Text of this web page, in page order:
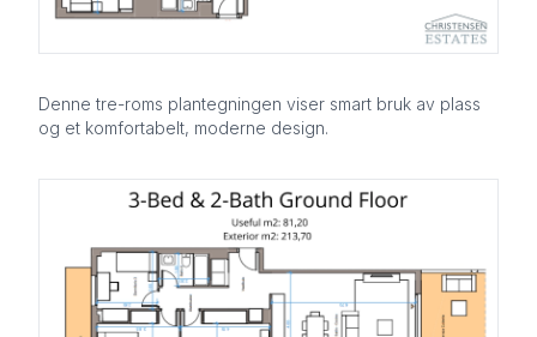
Denne tre-roms plantegningen viser smart bruk av plass
og et komfortabelt, moderne design.